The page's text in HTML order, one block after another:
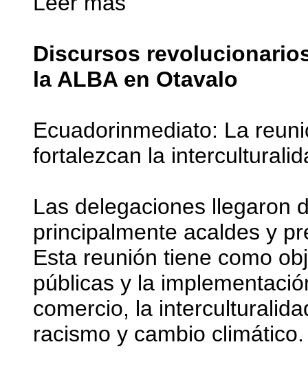
Discursos
la ALBA en Otavalo
Ecuadorinmediato: La
fortalezcan la
Las delegaciones llegaron
principalmente acaldes y
Esta reunión tiene como
públicas y la
comercio, la
racismo y cambio climático.